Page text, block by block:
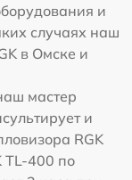
и
случаях наш
в Омске и
мастер
и
RGK
TL-400 по